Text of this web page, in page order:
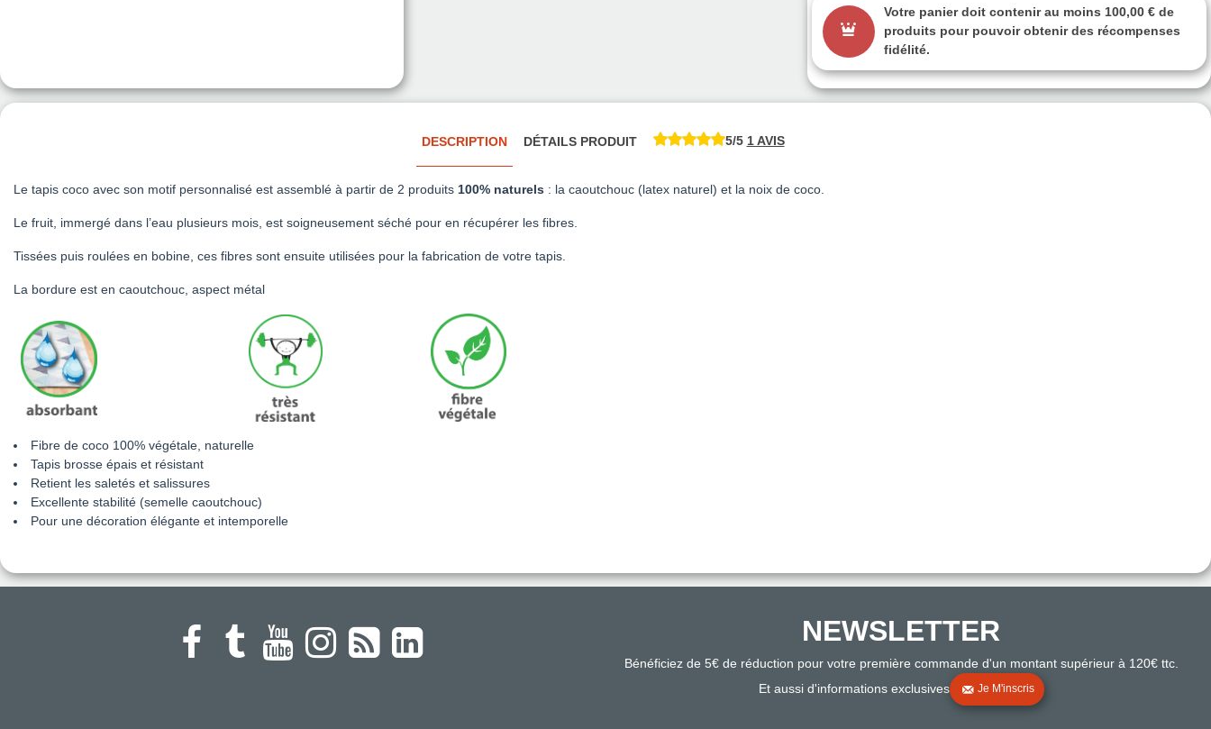
Votre panier doit contenir au moins 100,00 € de
produits pour pouvoir obtenir des récompenses
fidélité.
DESCRIPTION DÉTAILS PRODUIT 5/5 1 AVIS
Le tapis coco avec son motif personnalisé est assemblé à partir de 2 produits 100% naturels : la caoutchouc (latex naturel) et la noix de coco.
Le fruit, immergé dans l’eau plusieurs mois, est soigneusement séché pour en récupérer les fibres.
Tissées puis roulées en bobine, ces fibres sont ensuite utilisées pour la fabrication de votre tapis.
La bordure est en caoutchouc, aspect métal
Fibre de coco 100% végétale, naturelle
Tapis brosse épais et résistant
Retient les saletés et salissures
Excellente stabilité (semelle caoutchouc)
Pour une décoration élégante et intemporelle
NEWSLETTER
Bénéficiez de 5€ de réduction pour votre première commande d'un montant supérieur à 120€ ttc.
Et aussi d'informations exclusives
Je M'inscris